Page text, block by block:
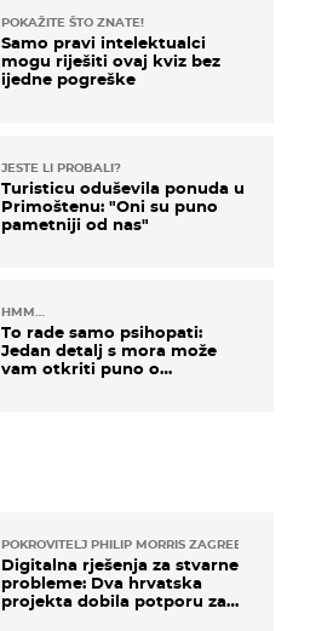
POKAŽITE ŠTO ZNATE!
Samo pravi intelektualci
mogu riješiti ovaj kviz bez
ijedne pogreške
JESTE LI PROBALI?
Turisticu oduševila ponuda u
Primoštenu: "Oni su puno
pametniji od nas"
HMM…
To rade samo psihopati:
Jedan detalj s mora može
vam otkriti puno o
POKROVITELJ PHILIP MORRIS ZAGREB
Digitalna rješenja za stvarne
probleme: Dva hrvatska
projekta dobila potporu za